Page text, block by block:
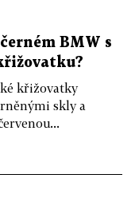
BMW s
křižovatky
skly a